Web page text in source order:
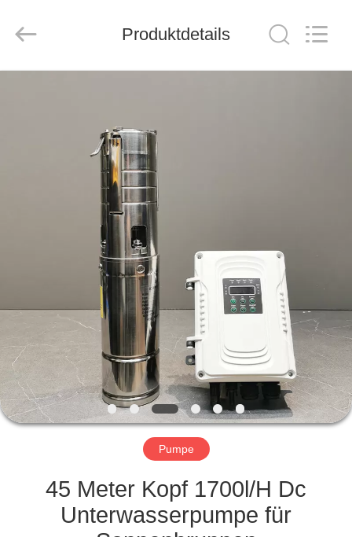
PRODUKTE
FABRIK
TOUR
QUALITÄTSKONTROLLE
REFERENZEN
SITEMAP
PRIVACY
Produktdetails
Pumpe
45 Meter Kopf 1700l/H Dc
Unterwasserpumpe für